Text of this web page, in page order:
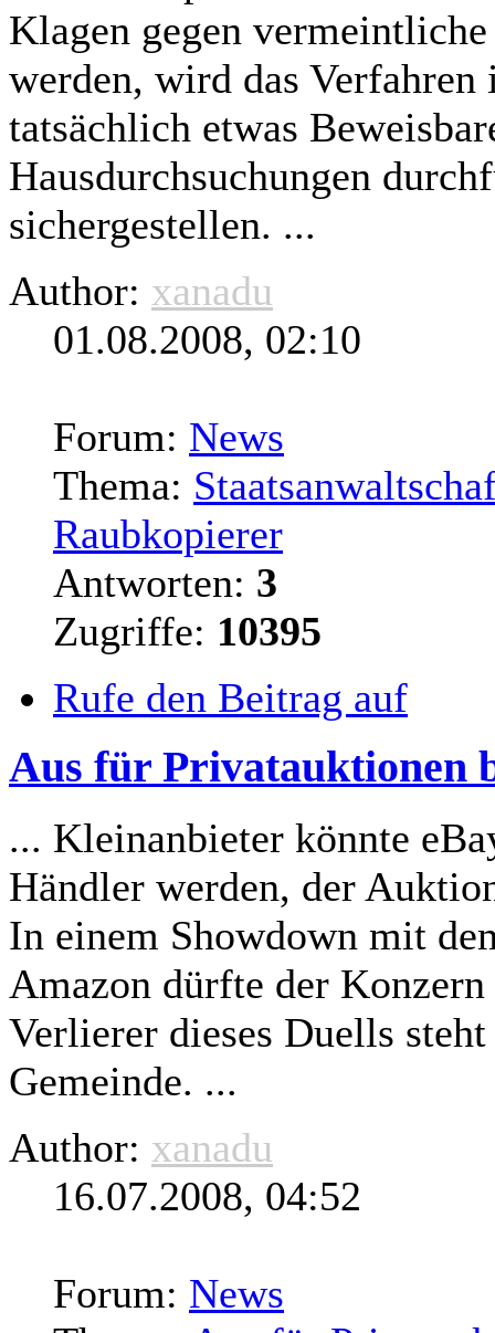
Klagen gegen
werden, wird das
tatsächlich etwas
Hausdurchsuchungen
sichergestellen. ...
Author: xanadu
01.08.2008, 02:10
Forum: News
Thema:
Raubkopierer
Antworten: 3
Zugriffe: 10395
Rufe den Beitrag auf
Aus für Privatauktionen
... Kleinanbieter könnte
Händler werden, der
In einem Showdown mit
Amazon dürfte der
Verlierer dieses Duells
Gemeinde. ...
Author: xanadu
16.07.2008, 04:52
Forum: News